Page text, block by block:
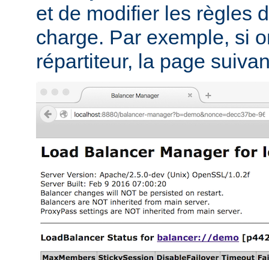
et de modifier les règles
charge. Par exemple, si
répartiteur, la page